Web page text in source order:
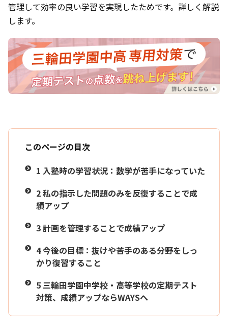
管理して効率の良い学習を実現したためです。詳しく解説
します。
このページの目次
1 入塾時の学習状況：数学が苦手になっていた
2私の指示した問題のみを反復することで成
績アップ
3計画を管理することで成績アップ
4今後の目標：抜けや苦手のある分野をしっ
かり復習すること
5 三輪田学園中学校・高等学校の定期テスト
対策、成績アップならWAYSへ